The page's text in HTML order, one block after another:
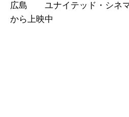
広島 ユナイテッド・シネマ
から上映中